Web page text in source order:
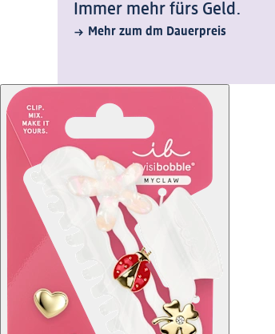
Immer mehr fürs Geld.
Mehr zum dm Dauerpreis